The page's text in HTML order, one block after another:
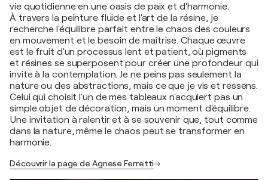
vie quotidienne en une oasis de paix et d'harmonie.
À travers la peinture fluide et l'art de la résine, je
recherche l'équilibre parfait entre le chaos des couleurs
en mouvement et le besoin de maîtrise. Chaque œuvre
est le fruit d'un processus lent et patient, où pigments
et résines se superposent pour créer une profondeur qui
invite à la contemplation. Je ne peins pas seulement la
nature ou des abstractions, mais ce que je vis et ressens.
Celui qui choisit l'un de mes tableaux n'acquiert pas un
simple objet de décoration, mais un moment d'équilibre.
Une invitation à ralentir et à se souvenir que, tout comme
dans la nature, même le chaos peut se transformer en
harmonie.
Découvrir la page de Agnese Ferretti